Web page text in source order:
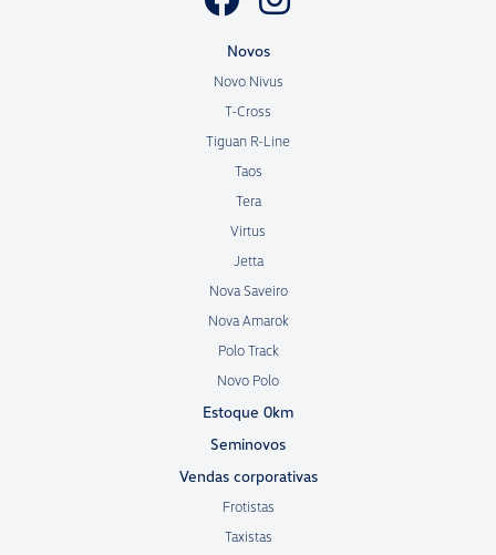
Novos
Novo Nivus
T-Cross
Tiguan R-Line
Taos
Tera
Virtus
Jetta
Nova Saveiro
Nova Amarok
Polo Track
Novo Polo
Estoque 0km
Seminovos
Vendas corporativas
Frotistas
Taxistas